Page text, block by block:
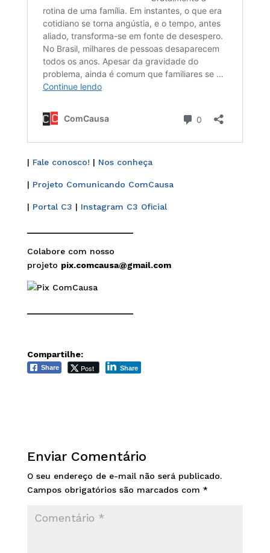
| Fale conosco! | Nos conheça
| Projeto Comunicando ComCausa
| Portal C3 | Instagram C3 Oficial
Colabore com nosso
projeto pix.comcausa@gmail.com
Compartilhe:
Share Post Share
Enviar Comentário
O seu endereço de e-mail não será publicado.
Campos obrigatórios são marcados com *